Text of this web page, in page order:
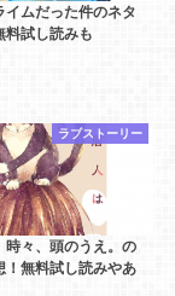
イムだった件のネタ
料試し読みも
ラブストーリー
時々、頭のうえ。の
！無料試し読みやあ